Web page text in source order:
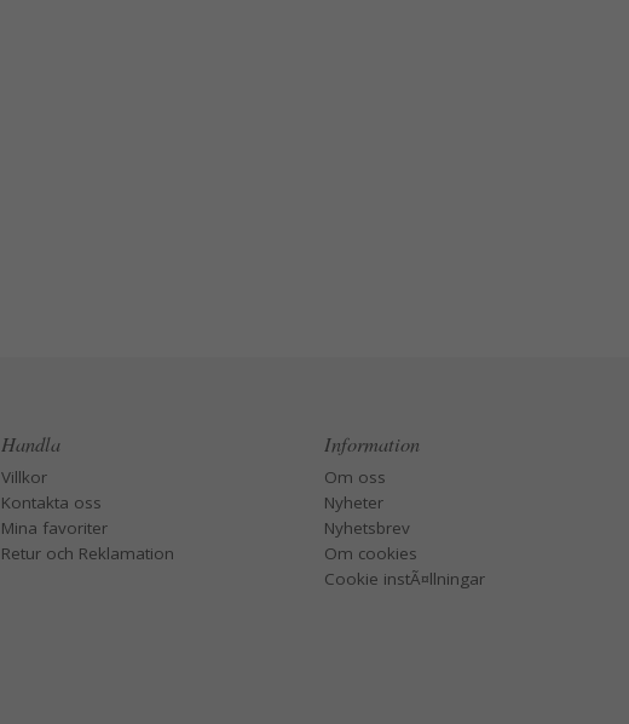
Handla
Villkor
Kontakta oss
Mina favoriter
Retur och Reklamation
Information
Om oss
Nyheter
Nyhetsbrev
Om cookies
Cookie instÃ¤llningar